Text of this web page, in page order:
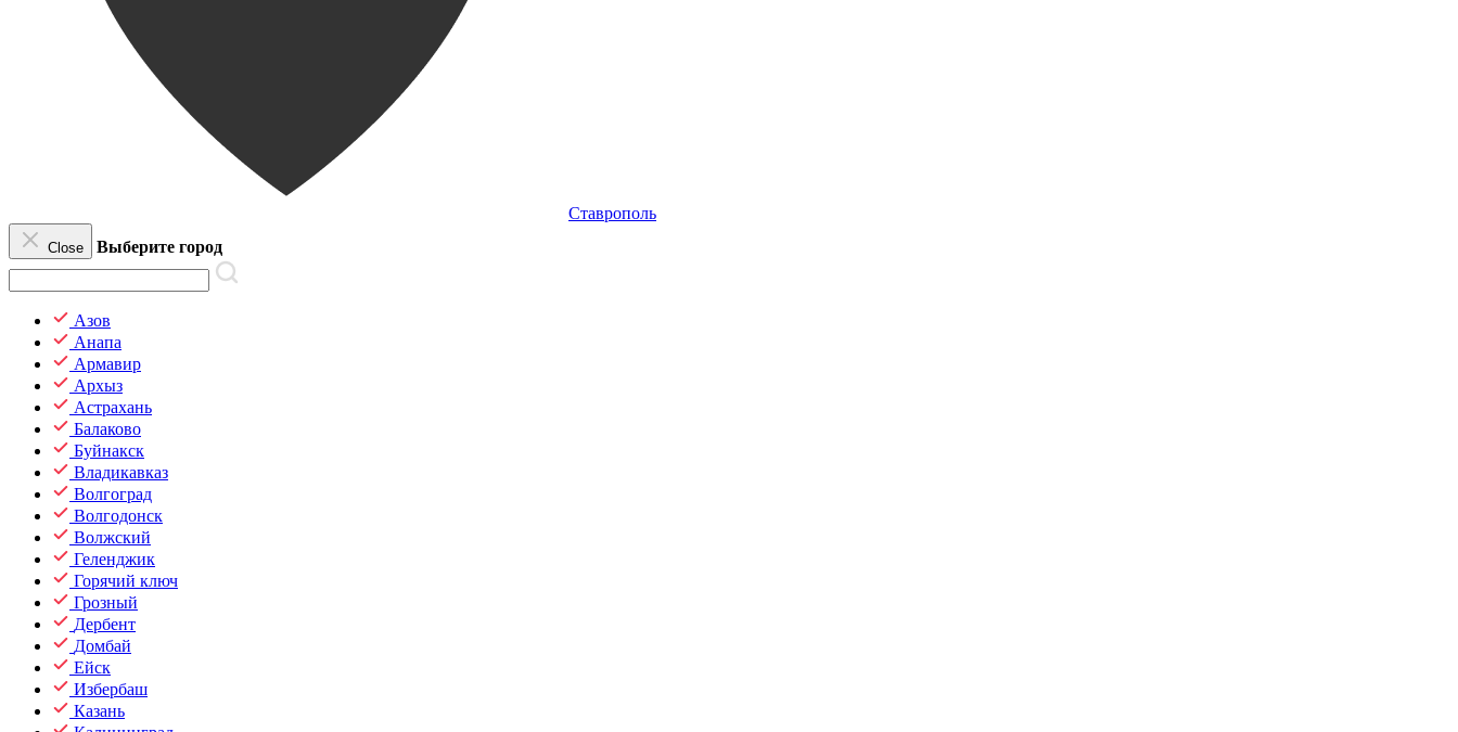
Ставрополь
Close Выберите город
Азов
Анапа
Армавир
Архыз
Астрахань
Балаково
Буйнакск
Владикавказ
Волгоград
Волгодонск
Волжский
Геленджик
Горячий ключ
Грозный
Дербент
Домбай
Ейск
Избербаш
Казань